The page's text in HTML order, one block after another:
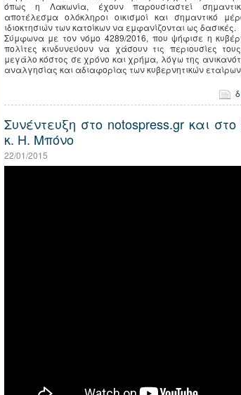
όπως η Λακωνία, έχουν παρουσιαστεί
αποτέλεσμα ολόκληροι οικισμοί και σημαντικό
ιδιοκτησιών των κατοίκων να εμφανίζονται ως δασικές.
Σύμφωνα με τον νόμο 4289/2016, που ψήφισε η
πολίτες κινδυνεύουν να χάσουν τις περιουσίες
μεγάλο κόστος σε χρόνο και χρήμα, λόγω της
αναλγησίας και αδιαφορίας των κυβερνητικών
Συνέντευξη στο notospress.gr και
κ. Η. Μπόνο
22/01/2015